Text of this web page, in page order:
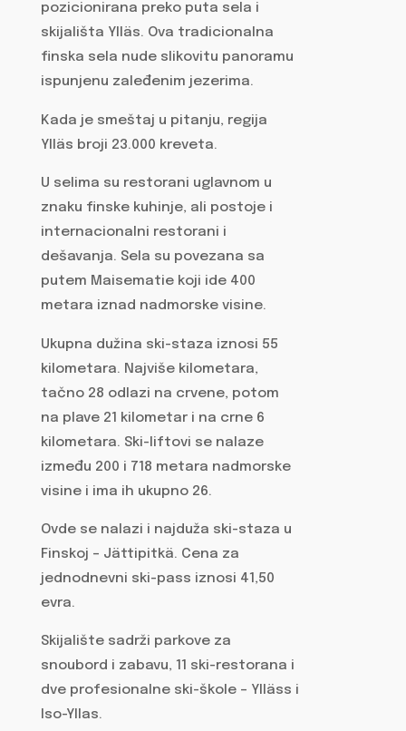
pozicionirana preko puta sela i
skijališta Ylläs. Ova tradicionalna
finska sela nude slikovitu panoramu
ispunjenu zaleđenim jezerima.
Kada je smeštaj u pitanju, regija
Ylläs broji 23.000 kreveta.
U selima su restorani uglavnom u
znaku finske kuhinje, ali postoje i
internacionalni restorani i
dešavanja. Sela su povezana sa
putem Maisematie koji ide 400
metara iznad nadmorske visine.
Ukupna dužina ski-staza iznosi 55
kilometara. Najviše kilometara,
tačno 28 odlazi na crvene, potom
na plave 21 kilometar i na crne 6
kilometara. Ski-liftovi se nalaze
između 200 i 718 metara nadmorske
visine i ima ih ukupno 26.
Ovde se nalazi i najduža ski-staza u
Finskoj – Jättipitkä. Cena za
jednodnevni ski-pass iznosi 41,50
evra.
Skijalište sadrži parkove za
snoubord i zabavu, 11 ski-restorana i
dve profesionalne ski-škole – Ylläss i
Iso-Yllas.